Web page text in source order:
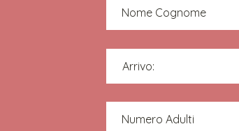
Nome Cognome
Arrivo:
Numero Adulti